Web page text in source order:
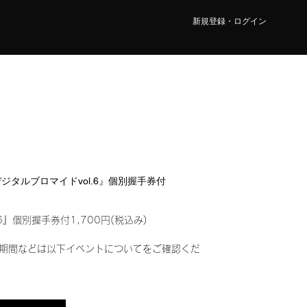
新規登録・ログイン
タルブロマイドvol.6』個別握手券付
』個別握手券付1,700円(税込み)
間などは以下イベントについてをご確認くだ